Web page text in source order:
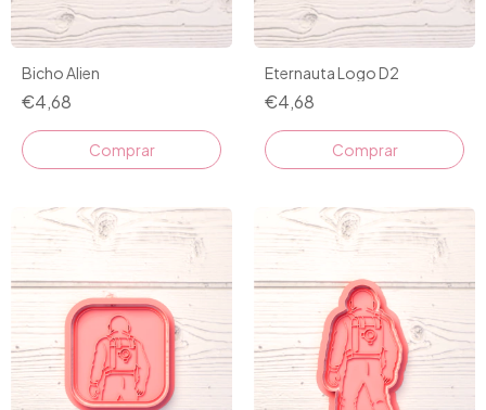
Bicho Alien
€4,68
Comprar
Eternauta Logo D2
€4,68
Comprar